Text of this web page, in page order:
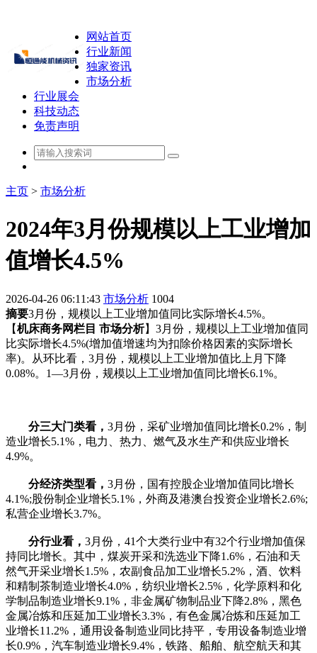
网站首页
行业新闻
独家资讯
市场分析
行业展会
科技动态
免责声明
主页 > 市场分析
2024年3月份规模以上工业增加
值增长4.5%
2026-04-26 06:11:43 市场分析 1004
摘要3月份，规模以上工业增加值同比实际增长4.5%。
【机床商务网栏目 市场分析】3月份，规模以上工业增加值同
比实际增长4.5%(增加值增速均为扣除价格因素的实际增长
率)。从环比看，3月份，规模以上工业增加值比上月下降
0.08%。1—3月份，规模以上工业增加值同比增长6.1%。
分三大门类看， 3月份，采矿业增加值同比增长0.2%，制
造业增长5.1%，电力、热力、燃气及水生产和供应业增长
4.9%。
分经济类型看， 3月份，国有控股企业增加值同比增长
4.1%;股份制企业增长5.1%，外商及港澳台投资企业增长2.6%;
私营企业增长3.7%。
分行业看， 3月份，41个大类行业中有32个行业增加值保
持同比增长。其中，煤炭开采和洗选业下降1.6%，石油和天
然气开采业增长1.5%，农副食品加工业增长5.2%，酒、饮料
和精制茶制造业增长4.0%，纺织业增长2.5%，化学原料和化
学制品制造业增长9.1%，非金属矿物制品业下降2.8%，黑色
金属冶炼和压延加工业增长3.3%，有色金属冶炼和压延加工
业增长11.2%，通用设备制造业同比持平，专用设备制造业增
长0.9%，汽车制造业增长9.4%，铁路、船舶、航空航天和其